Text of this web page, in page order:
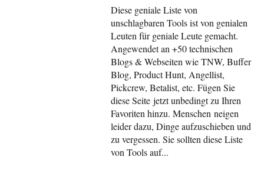
Diese geniale Liste von
unschlagbaren Tools ist von genialen
Leuten für geniale Leute gemacht.
Angewendet an +50 technischen
Blogs & Webseiten wie TNW, Buffer
Blog, Product Hunt, Angellist,
Pickcrew, Betalist, etc. Fügen Sie
diese Seite jetzt unbedingt zu Ihren
Favoriten hinzu. Menschen neigen
leider dazu, Dinge aufzuschieben und
zu vergessen. Sie sollten diese Liste
von Tools auf...